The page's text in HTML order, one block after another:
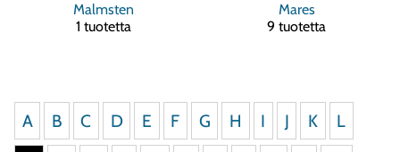
Malmsten
1 tuotetta
Mares
9 tuotetta
A B C D E F G H I J K
L